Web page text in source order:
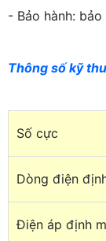
- Bảo hành:
Thông số kỹ
Số cực
Dòng điện
Điện áp định